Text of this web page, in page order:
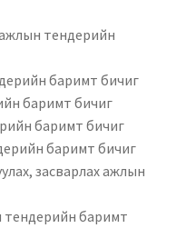
тендерийн
баримт бичиг
баримт бичиг
баримт бичиг
баримт бичиг
засварлах ажлын
баримт